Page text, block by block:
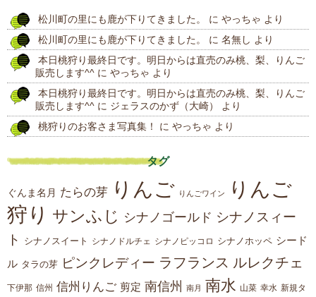
投
稿
松川町の里にも鹿が下りてきました。 に やっちゃ より
松川町の里にも鹿が下りてきました。
に 名無し より
本日桃狩り最終日です。明日からは直売のみ桃、梨、りんご
販売します^^ に やっちゃ より
本日桃狩り最終日です。明日からは直売のみ桃、梨、りんご
販売します^^ に ジェラスのかず（大崎）
より
桃狩りのお客さま写真集！
に やっちゃ より
タグ
ぐんま名月 たらの芽 りんご りんごワイン
りんご
狩り サンふじ シナノゴールド シナノスィー
ト
シナノスイート シナノドルチェ シナノピッコロ シナノホッペ シード
ル タラの芽 ピンクレディー ラフランス ルレクチェ
下伊那 信州 信州りんご 剪定 南信州 南月 南水 山菜 幸水 新規タ